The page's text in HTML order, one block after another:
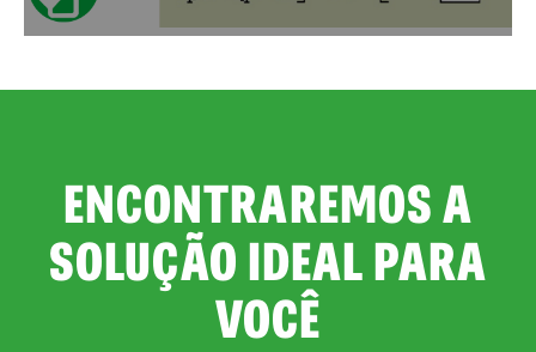
ENCONTRAREMOS A
SOLUÇÃO IDEAL PARA
VOCÊ